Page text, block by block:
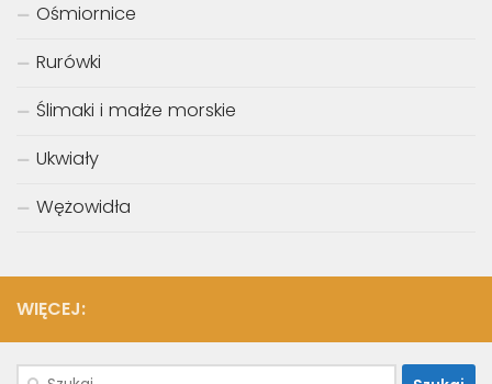
Ośmiornice
Rurówki
Ślimaki i małże morskie
Ukwiały
Wężowidła
WIĘCEJ:
Szukaj: